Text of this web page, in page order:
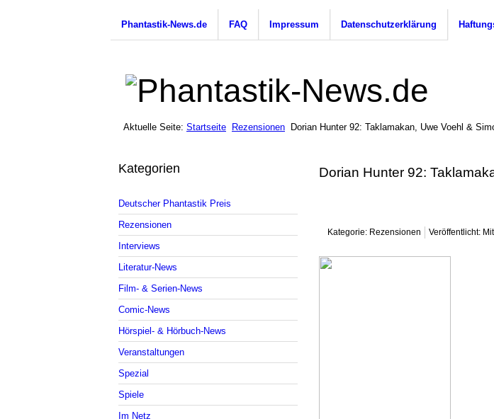
Phantastik-News.de FAQ Impressum Datenschutzerklärung
Aktuelle Seite: Startseite Rezensionen Dorian Hunter 92: Taklamakan, Uwe Voehl &
Kategorien
Deutscher Phantastik Preis
Rezensionen
Interviews
Literatur-News
Film- & Serien-News
Comic-News
Hörspiel- & Hörbuch-News
Veranstaltungen
Spezial
Spiele
Im Netz
Dorian Hunter 92:
Kategorie: Rezensionen Veröffentlicht: